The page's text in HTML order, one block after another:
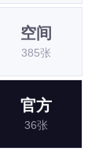
空间
385张
官方
36张